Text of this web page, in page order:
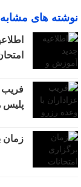
نوشته های مشابه
فریب
پلیس
زمان